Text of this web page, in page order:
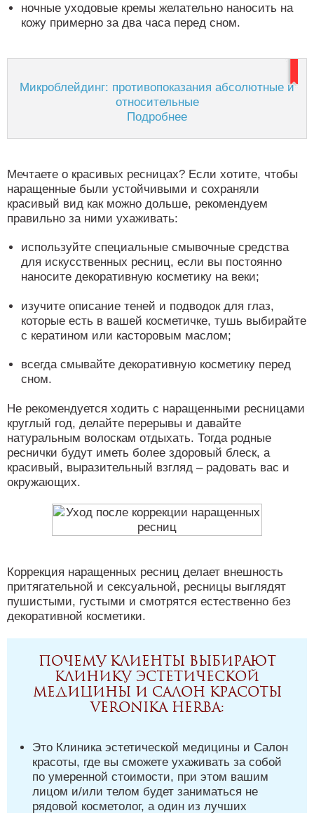
ночные уходовые кремы желательно наносить на
кожу примерно за два часа перед сном.
Микроблейдинг: противопоказания абсолютные и
относительные
Подробнее
Мечтаете о красивых ресницах? Если хотите, чтобы
наращенные были устойчивыми и сохраняли
красивый вид как можно дольше, рекомендуем
правильно за ними ухаживать:
используйте специальные смывочные средства
для искусственных ресниц, если вы постоянно
наносите декоративную косметику на веки;
изучите описание теней и подводок для глаз,
которые есть в вашей косметичке, тушь выбирайте
с кератином или касторовым маслом;
всегда смывайте декоративную косметику перед
сном.
Не рекомендуется ходить с наращенными ресницами
круглый год, делайте перерывы и давайте
натуральным волоскам отдыхать. Тогда родные
реснички будут иметь более здоровый блеск, а
красивый, выразительный взгляд – радовать вас и
окружающих.
Коррекция наращенных ресниц делает внешность
притягательной и сексуальной, ресницы выглядят
пушистыми, густыми и смотрятся естественно без
декоративной косметики.
Почему клиенты выбирают
Клинику эстетической
медицины и Салон красоты
Veronika Herba:
Это Клиника эстетической медицины и Салон
красоты, где вы сможете ухаживать за собой
по умеренной стоимости, при этом вашим
лицом и/или телом будет заниматься не
рядовой косметолог, а один из лучших